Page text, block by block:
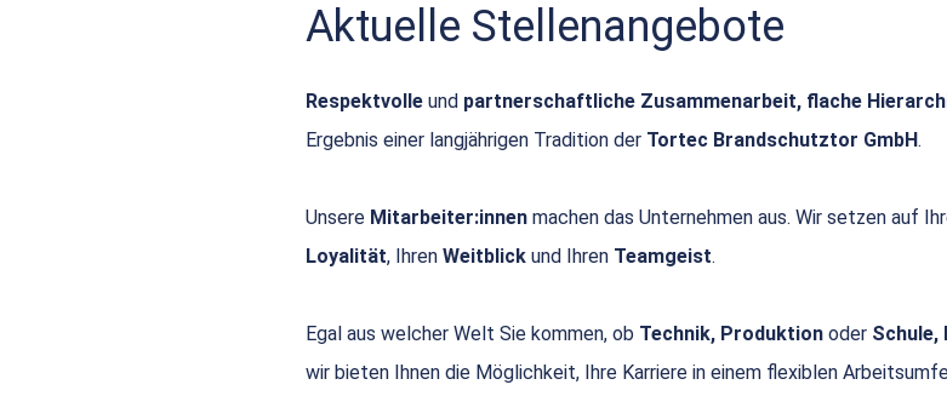
Aktuelle Stellenangebote
Respektvolle und partnerschaftliche Zusammenarbeit, flache
Ergebnis einer langjährigen Tradition der Tortec Brandschutztor GmbH.
Unsere Mitarbeiter:innen machen das Unternehmen aus. Wir setzen auf
Loyalität, Ihren Weitblick und Ihren Teamgeist.
Egal aus welcher Welt Sie kommen, ob Technik, Produktion oder
wir bieten Ihnen die Möglichkeit, Ihre Karriere in einem flexiblen